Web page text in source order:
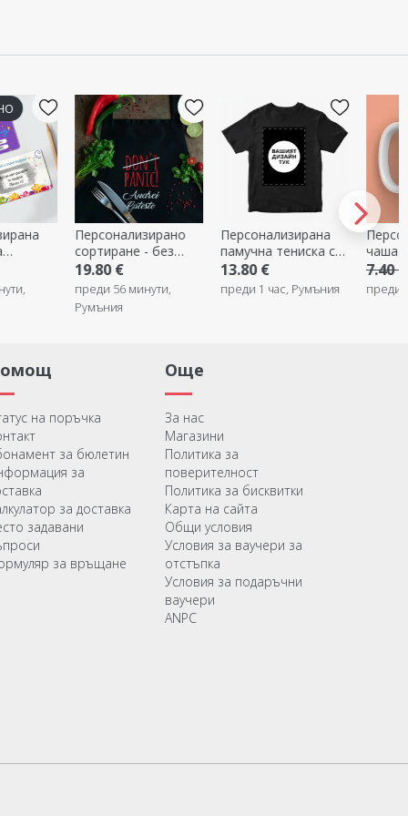
- без
56 минути,
Персонализирана
памучна тениска с
вашата портретна
графика
преди 1 час, Румъния
-40%
Персонализирана
чаша - hooooot
преди 1 час, Румъния
на поръчка
за бюлетин
за
за доставка
задавани
за връщане
Още
За нас
Магазини
Политика за
поверителност
Политика за бисквитки
Карта на сайта
Общи условия
Условия за ваучери за
отстъпка
Условия за подаръчни
ваучери
ANPC